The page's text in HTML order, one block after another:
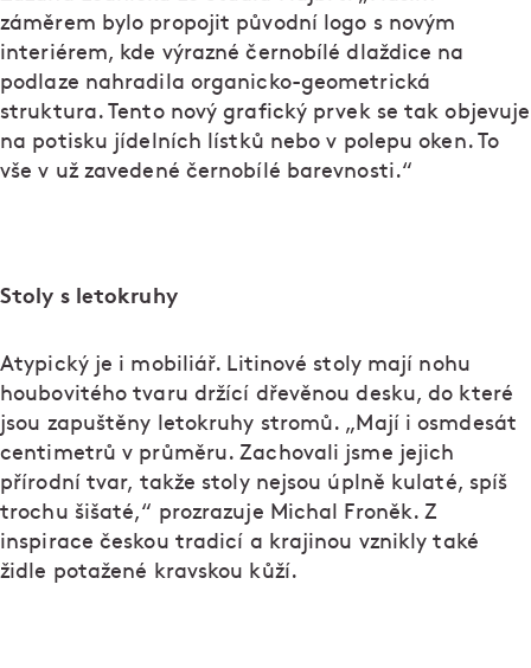
záměrem bylo propojit původní logo s novým
interiérem, kde výrazné černobílé dlaždice na
podlaze nahradila organicko-geometrická
struktura. Tento nový grafický prvek se tak objevuje
na potisku jídelních lístků nebo v polepu oken. To
vše v už zavedené černobílé barevnosti.“
Stoly s letokruhy
Atypický je i mobiliář. Litinové stoly mají nohu
houbovitého tvaru držící dřevěnou desku, do které
jsou zapuštěny letokruhy stromů. „Mají i osmdesát
centimetrů v průměru. Zachovali jsme jejich
přírodní tvar, takže stoly nejsou úplně kulaté, spíš
trochu šišaté,“ prozrazuje Michal Froněk. Z
inspirace českou tradicí a krajinou vznikly také
židle potažené kravskou kůží.